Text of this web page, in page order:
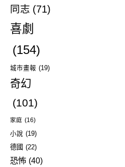
同志 (71)
喜劇
(154)
城市畫報 (19)
奇幻
(101)
家庭 (16)
小說 (19)
德國 (22)
恐怖 (40)